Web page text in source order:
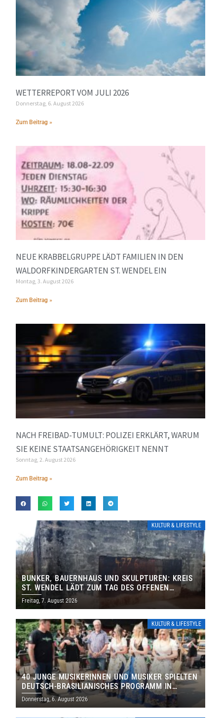
WETTERREPORT VOM JULI 2026
Donnerstag, 6. August 2026
Zum Beitrag »
NEUE KRABBELGRUPPE LÄDT FAMILIEN IN DEN
WALDORFKINDERGARTEN ST. WENDEL EIN
Montag, 3. August 2026
Zum Beitrag »
NACH FREIBAD-TUMULT: POLIZEI ERKLÄRT, WARUM
SIE KEINE STAATSANGEHÖRIGKEIT NENNT
Sonntag, 2. August 2026
Zum Beitrag »
KULTUR & LIFESTYLE
BUNKER, BAUERNHAUS UND SKULPTUREN: KREIS
ST. WENDEL LÄDT ZUM TAG DES OFFENEN
DENKMALS EIN
Freitag, 7. August 2026
KULTUR & LIFESTYLE
40 JUNGE MUSIKERINNEN UND MUSIKER SPIELTEN
DEUTSCH-BRASILIANISCHES PROGRAMM IN
THOLEY
Donnerstag, 6. August 2026